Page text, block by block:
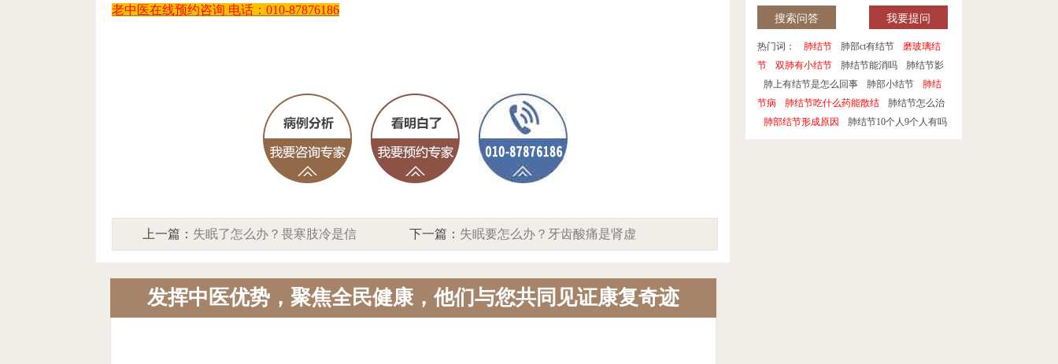
老中医在线预约咨询 电话： 010-87876186
上一篇： 失眠了怎么办？畏寒肢冷是信
暖安眠
下一篇： 失眠要怎么办？牙齿酸痛是肾虚
眠固齿
发挥中医优势，聚焦全民健康，他们与您共同见证康复奇迹
热门词： 肺结节 肺部ct有结节
磨玻璃结
节
双肺有小结节 肺结节能消吗
肺结节影
肺上有结节是怎么回事
肺部小结节
肺结
节病
肺结节吃什么药能散结
肺结节怎么治
肺部结节形成原因
肺结节10个人9个人有吗